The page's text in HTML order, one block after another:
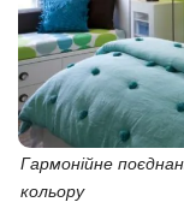
Гармонійне
кольору